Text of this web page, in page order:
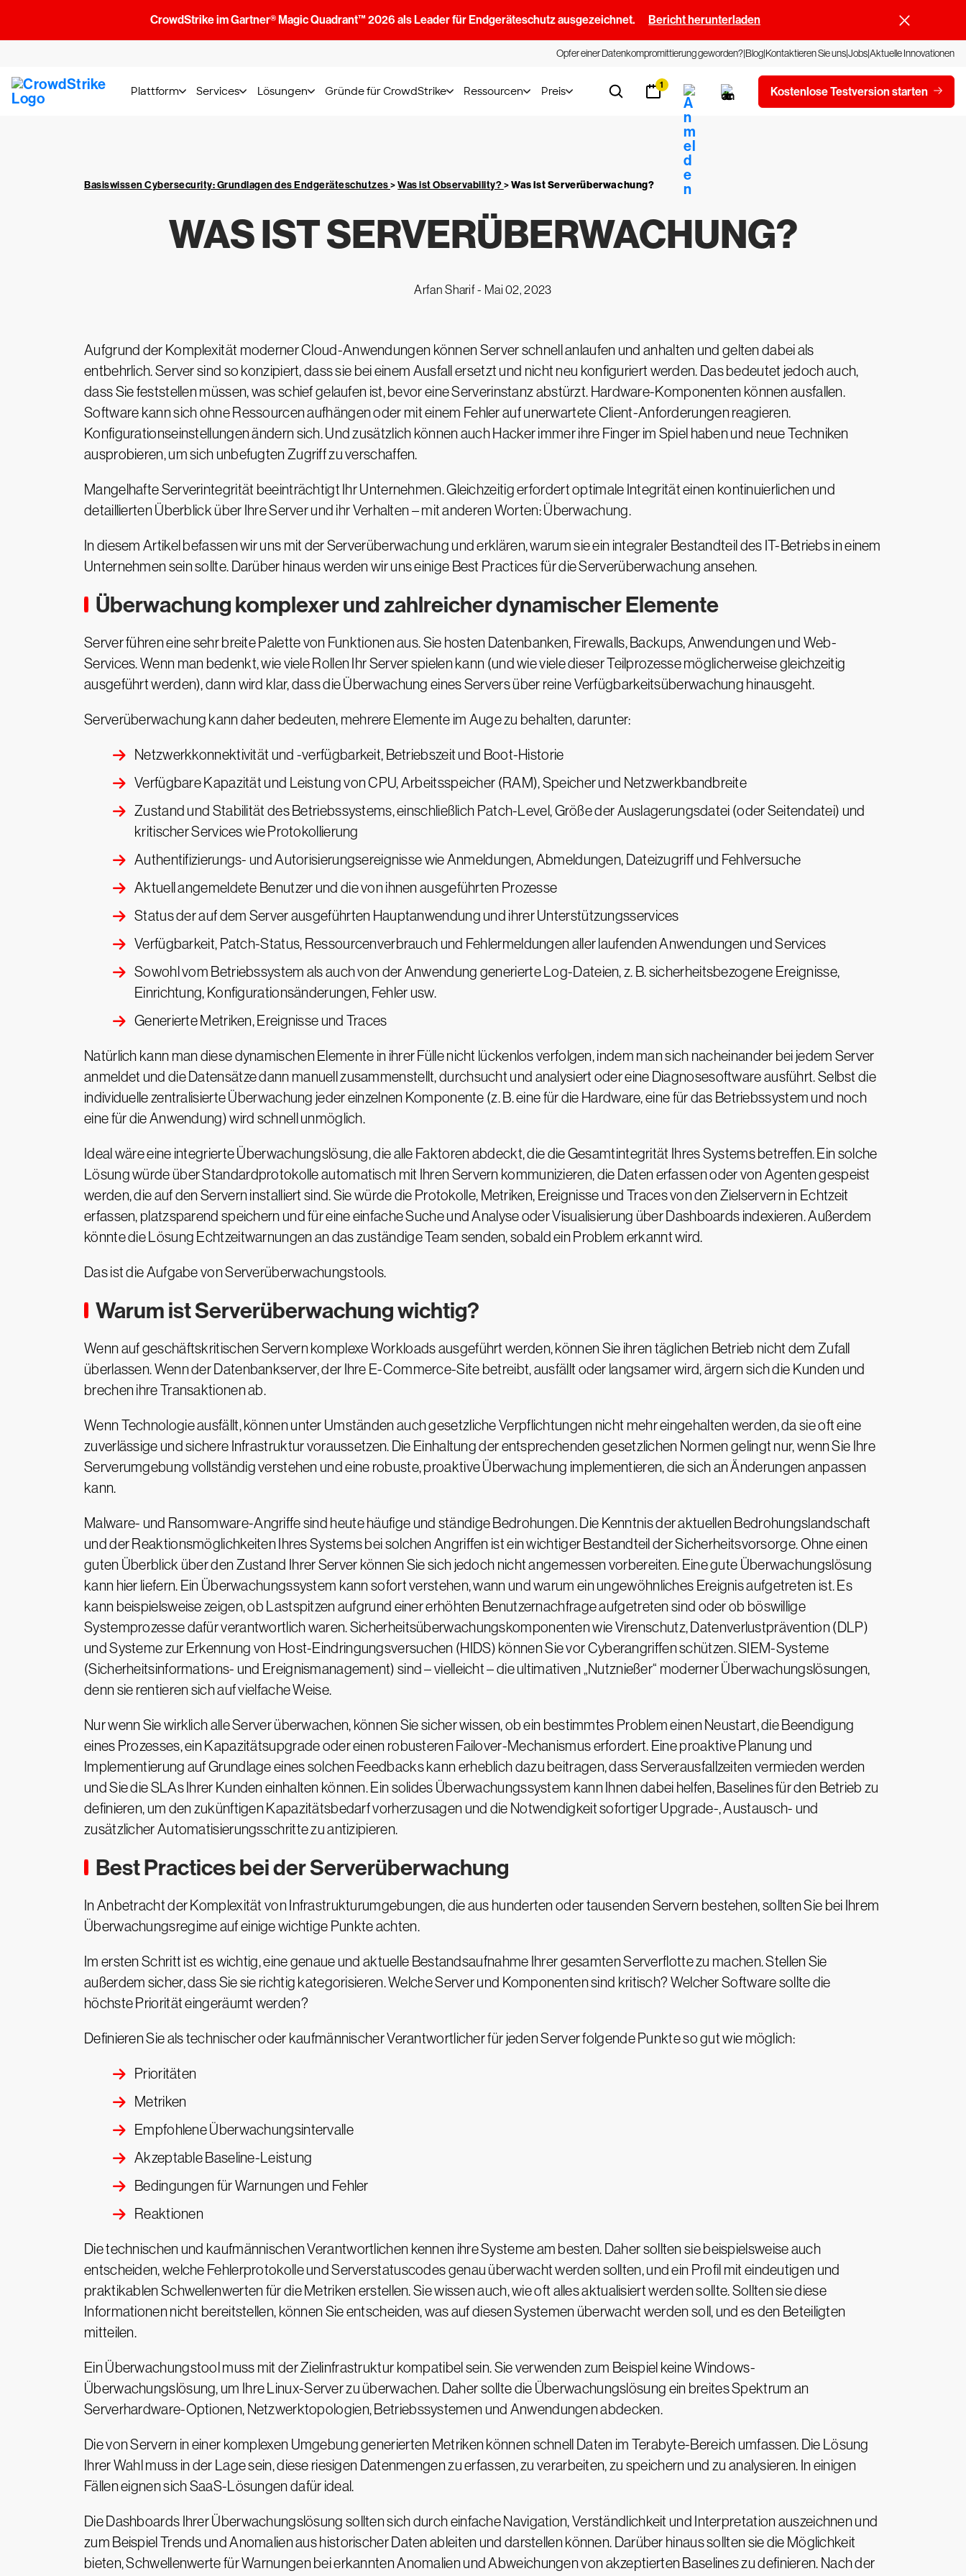
CrowdStrike im Gartner® Magic Quadrant™ 2026 als Leader für Endgeräteschutz ausgezeichnet. Bericht herunterladen
Opfer einer Datenkompromittierung geworden?BlogKontaktieren Sie unsJobsAktuelle Innovationen
Plattform Services Lösungen Gründe für CrowdStrike Ressourcen Preis 1 Kostenlose Testversion starten
Basiswissen Cybersecurity: Grundlagen des Endgeräteschutzes>Was ist Observability?>Was ist Serverüberwachung?
WAS IST SERVERÜBERWACHUNG?
Arfan Sharif - Mai 02, 2023
Aufgrund der Komplexität moderner Cloud-Anwendungen können Server schnell anlaufen und anhalten und gelten dabei als
entbehrlich. Server sind so konzipiert, dass sie bei einem Ausfall ersetzt und nicht neu konfiguriert werden. Das bedeutet jedoch auch,
dass Sie feststellen müssen, was schief gelaufen ist, bevor eine Serverinstanz abstürzt. Hardware-Komponenten können ausfallen.
Software kann sich ohne Ressourcen aufhängen oder mit einem Fehler auf unerwartete Client-Anforderungen reagieren.
Konfigurationseinstellungen ändern sich. Und zusätzlich können auch Hacker immer ihre Finger im Spiel haben und neue Techniken
ausprobieren, um sich unbefugten Zugriff zu verschaffen.
Mangelhafte Serverintegrität beeinträchtigt Ihr Unternehmen. Gleichzeitig erfordert optimale Integrität einen kontinuierlichen und
detaillierten Überblick über Ihre Server und ihr Verhalten – mit anderen Worten: Überwachung.
In diesem Artikel befassen wir uns mit der Serverüberwachung und erklären, warum sie ein integraler Bestandteil des IT-Betriebs in einem
Unternehmen sein sollte. Darüber hinaus werden wir uns einige Best Practices für die Serverüberwachung ansehen.
Überwachung komplexer und zahlreicher dynamischer Elemente
Server führen eine sehr breite Palette von Funktionen aus. Sie hosten Datenbanken, Firewalls, Backups, Anwendungen und Web-
Services. Wenn man bedenkt, wie viele Rollen Ihr Server spielen kann (und wie viele dieser Teilprozesse möglicherweise gleichzeitig
ausgeführt werden), dann wird klar, dass die Überwachung eines Servers über reine Verfügbarkeitsüberwachung hinausgeht.
Serverüberwachung kann daher bedeuten, mehrere Elemente im Auge zu behalten, darunter:
Netzwerkkonnektivität und -verfügbarkeit, Betriebszeit und Boot-Historie
Verfügbare Kapazität und Leistung von CPU, Arbeitsspeicher (RAM), Speicher und Netzwerkbandbreite
Zustand und Stabilität des Betriebssystems, einschließlich Patch-Level, Größe der Auslagerungsdatei (oder Seitendatei) und
kritischer Services wie Protokollierung
Authentifizierungs- und Autorisierungsereignisse wie Anmeldungen, Abmeldungen, Dateizugriff und Fehlversuche
Aktuell angemeldete Benutzer und die von ihnen ausgeführten Prozesse
Status der auf dem Server ausgeführten Hauptanwendung und ihrer Unterstützungsservices
Verfügbarkeit, Patch-Status, Ressourcenverbrauch und Fehlermeldungen aller laufenden Anwendungen und Services
Sowohl vom Betriebssystem als auch von der Anwendung generierte Log-Dateien, z. B. sicherheitsbezogene Ereignisse,
Einrichtung, Konfigurationsänderungen, Fehler usw.
Generierte Metriken, Ereignisse und Traces
Natürlich kann man diese dynamischen Elemente in ihrer Fülle nicht lückenlos verfolgen, indem man sich nacheinander bei jedem Server
anmeldet und die Datensätze dann manuell zusammenstellt, durchsucht und analysiert oder eine Diagnosesoftware ausführt. Selbst die
individuelle zentralisierte Überwachung jeder einzelnen Komponente (z. B. eine für die Hardware, eine für das Betriebssystem und noch
eine für die Anwendung) wird schnell unmöglich.
Ideal wäre eine integrierte Überwachungslösung, die alle Faktoren abdeckt, die die Gesamtintegrität Ihres Systems betreffen. Ein solche
Lösung würde über Standardprotokolle automatisch mit Ihren Servern kommunizieren, die Daten erfassen oder von Agenten gespeist
werden, die auf den Servern installiert sind. Sie würde die Protokolle, Metriken, Ereignisse und Traces von den Zielservern in Echtzeit
erfassen, platzsparend speichern und für eine einfache Suche und Analyse oder Visualisierung über Dashboards indexieren. Außerdem
könnte die Lösung Echtzeitwarnungen an das zuständige Team senden, sobald ein Problem erkannt wird.
Das ist die Aufgabe von Serverüberwachungstools.
Warum ist Serverüberwachung wichtig?
Wenn auf geschäftskritischen Servern komplexe Workloads ausgeführt werden, können Sie ihren täglichen Betrieb nicht dem Zufall
überlassen. Wenn der Datenbankserver, der Ihre E-Commerce-Site betreibt, ausfällt oder langsamer wird, ärgern sich die Kunden und
brechen ihre Transaktionen ab.
Wenn Technologie ausfällt, können unter Umständen auch gesetzliche Verpflichtungen nicht mehr eingehalten werden, da sie oft eine
zuverlässige und sichere Infrastruktur voraussetzen. Die Einhaltung der entsprechenden gesetzlichen Normen gelingt nur, wenn Sie Ihre
Serverumgebung vollständig verstehen und eine robuste, proaktive Überwachung implementieren, die sich an Änderungen anpassen
kann.
Malware- und Ransomware-Angriffe sind heute häufige und ständige Bedrohungen. Die Kenntnis der aktuellen Bedrohungslandschaft
und der Reaktionsmöglichkeiten Ihres Systems bei solchen Angriffen ist ein wichtiger Bestandteil der Sicherheitsvorsorge. Ohne einen
guten Überblick über den Zustand Ihrer Server können Sie sich jedoch nicht angemessen vorbereiten. Eine gute Überwachungslösung
kann hier liefern. Ein Überwachungssystem kann sofort verstehen, wann und warum ein ungewöhnliches Ereignis aufgetreten ist. Es
kann beispielsweise zeigen, ob Lastspitzen aufgrund einer erhöhten Benutzernachfrage aufgetreten sind oder ob böswillige
Systemprozesse dafür verantwortlich waren. Sicherheitsüberwachungskomponenten wie Virenschutz, Datenverlustprävention (DLP)
und Systeme zur Erkennung von Host-Eindringungsversuchen (HIDS) können Sie vor Cyberangriffen schützen. SIEM-Systeme
(Sicherheitsinformations- und Ereignismanagement) sind – vielleicht – die ultimativen „Nutznießer“ moderner Überwachungslösungen,
denn sie rentieren sich auf vielfache Weise.
Nur wenn Sie wirklich alle Server überwachen, können Sie sicher wissen, ob ein bestimmtes Problem einen Neustart, die Beendigung
eines Prozesses, ein Kapazitätsupgrade oder einen robusteren Failover-Mechanismus erfordert. Eine proaktive Planung und
Implementierung auf Grundlage eines solchen Feedbacks kann erheblich dazu beitragen, dass Serverausfallzeiten vermieden werden
und Sie die SLAs Ihrer Kunden einhalten können. Ein solides Überwachungssystem kann Ihnen dabei helfen, Baselines für den Betrieb zu
definieren, um den zukünftigen Kapazitätsbedarf vorherzusagen und die Notwendigkeit sofortiger Upgrade-, Austausch- und
zusätzlicher Automatisierungsschritte zu antizipieren.
Best Practices bei der Serverüberwachung
In Anbetracht der Komplexität von Infrastrukturumgebungen, die aus hunderten oder tausenden Servern bestehen, sollten Sie bei Ihrem
Überwachungsregime auf einige wichtige Punkte achten.
Im ersten Schritt ist es wichtig, eine genaue und aktuelle Bestandsaufnahme Ihrer gesamten Serverflotte zu machen. Stellen Sie
außerdem sicher, dass Sie sie richtig kategorisieren. Welche Server und Komponenten sind kritisch? Welcher Software sollte die
höchste Priorität eingeräumt werden?
Definieren Sie als technischer oder kaufmännischer Verantwortlicher für jeden Server folgende Punkte so gut wie möglich:
Prioritäten
Metriken
Empfohlene Überwachungsintervalle
Akzeptable Baseline-Leistung
Bedingungen für Warnungen und Fehler
Reaktionen
Die technischen und kaufmännischen Verantwortlichen kennen ihre Systeme am besten. Daher sollten sie beispielsweise auch
entscheiden, welche Fehlerprotokolle und Serverstatuscodes genau überwacht werden sollten, und ein Profil mit eindeutigen und
praktikablen Schwellenwerten für die Metriken erstellen. Sie wissen auch, wie oft alles aktualisiert werden sollte. Sollten sie diese
Informationen nicht bereitstellen, können Sie entscheiden, was auf diesen Systemen überwacht werden soll, und es den Beteiligten
mitteilen.
Ein Überwachungstool muss mit der Zielinfrastruktur kompatibel sein. Sie verwenden zum Beispiel keine Windows-
Überwachungslösung, um Ihre Linux-Server zu überwachen. Daher sollte die Überwachungslösung ein breites Spektrum an
Serverhardware-Optionen, Netzwerktopologien, Betriebssystemen und Anwendungen abdecken.
Die von Servern in einer komplexen Umgebung generierten Metriken können schnell Daten im Terabyte-Bereich umfassen. Die Lösung
Ihrer Wahl muss in der Lage sein, diese riesigen Datenmengen zu erfassen, zu verarbeiten, zu speichern und zu analysieren. In einigen
Fällen eignen sich SaaS-Lösungen dafür ideal.
Die Dashboards Ihrer Überwachungslösung sollten sich durch einfache Navigation, Verständlichkeit und Interpretation auszeichnen und
zum Beispiel Trends und Anomalien aus historischer Daten ableiten und darstellen können. Darüber hinaus sollten sie die Möglichkeit
bieten, Schwellenwerte für Warnungen bei erkannten Anomalien und Abweichungen von akzeptierten Baselines zu definieren. Nach der